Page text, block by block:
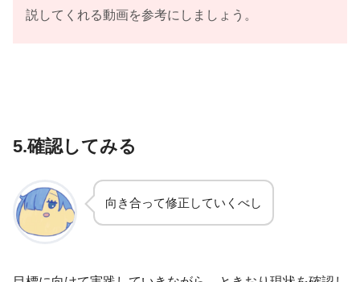
説してくれる動画を参考にしましょう。
5.確認してみる
向き合って修正していくべし